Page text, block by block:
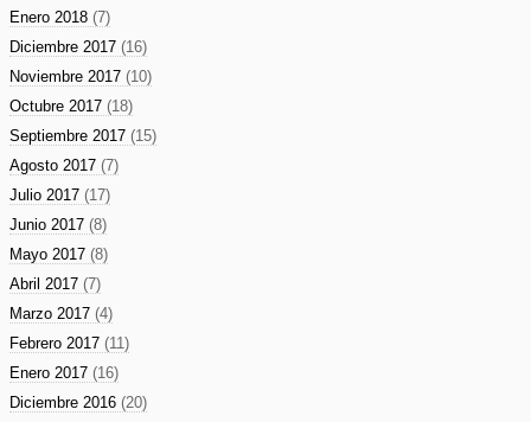
Enero 2018 (7)
Diciembre 2017 (16)
Noviembre 2017 (10)
Octubre 2017 (18)
Septiembre 2017 (15)
Agosto 2017 (7)
Julio 2017 (17)
Junio 2017 (8)
Mayo 2017 (8)
Abril 2017 (7)
Marzo 2017 (4)
Febrero 2017 (11)
Enero 2017 (16)
Diciembre 2016 (20)